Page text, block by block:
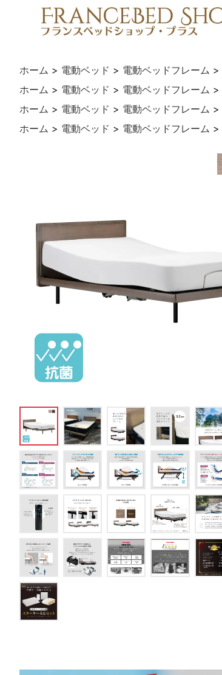
ホーム > 電動ベッド > 電動ベッドフレーム >
ホーム > 電動ベッド > 電動ベッドフレーム >
ホーム > 電動ベッド > 電動ベッドフレーム >
ホーム > 電動ベッド > 電動ベッドフレーム >